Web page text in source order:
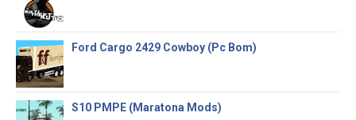
Ford Cargo 2429 Cowboy (Pc Bom)
S10 PMPE (Maratona Mods)